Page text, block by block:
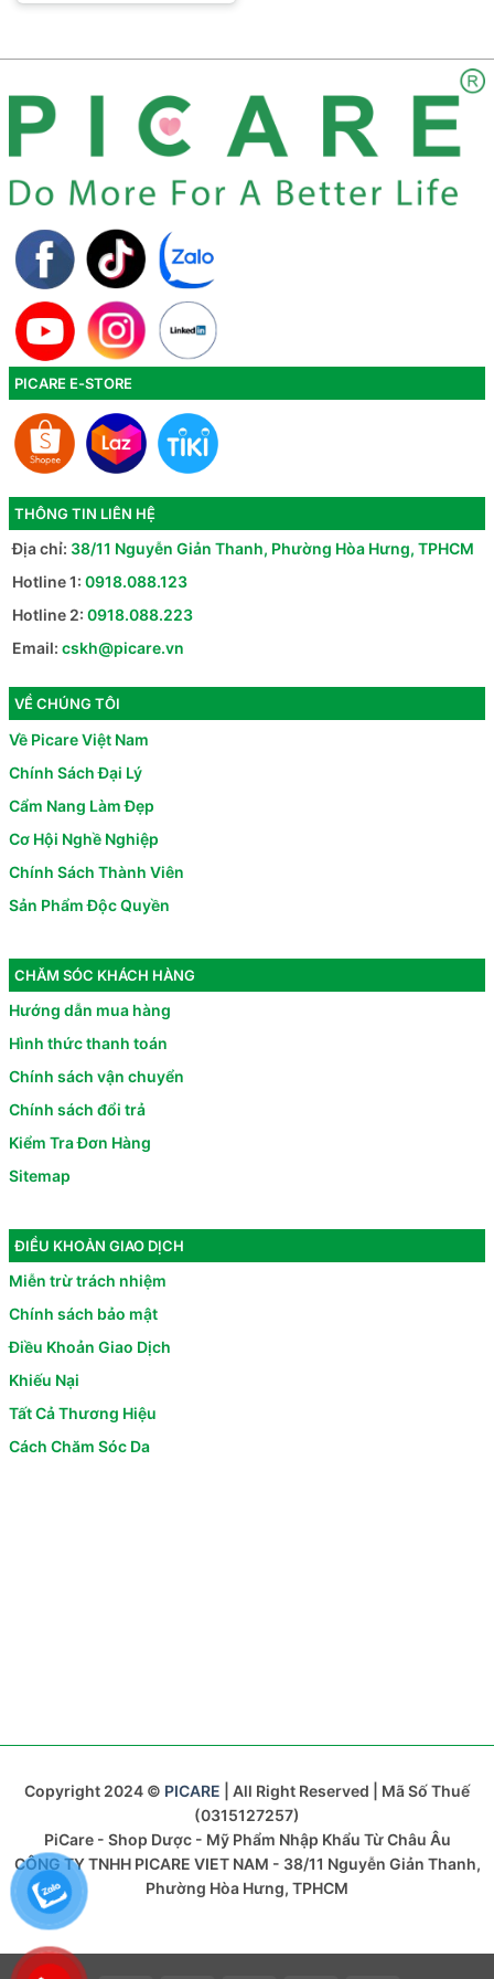
PICARE E-STORE
THÔNG TIN LIÊN HỆ
Địa chỉ: 38/11 Nguyễn Giản Thanh, Phường Hòa Hưng, TPHCM
Hotline 1: 0918.088.123
Hotline 2: 0918.088.223
Email: cskh@picare.vn
VỀ CHÚNG TÔI
Về Picare Việt Nam
Chính Sách Đại Lý
Cẩm Nang Làm Đẹp
Cơ Hội Nghề Nghiệp
Chính Sách Thành Viên
Sản Phẩm Độc Quyền
CHĂM SÓC KHÁCH HÀNG
Hướng dẫn mua hàng
Hình thức thanh toán
Chính sách vận chuyển
Chính sách đổi trả
Kiểm Tra Đơn Hàng
Sitemap
ĐIỀU KHOẢN GIAO DỊCH
Miễn trừ trách nhiệm
Chính sách bảo mật
Điều Khoản Giao Dịch
Khiếu Nại
Tất Cả Thương Hiệu
Cách Chăm Sóc Da
Copyright 2024 © PICARE | All Right Reserved | Mã Số Thuế
(0315127257)
PiCare - Shop Dược - Mỹ Phẩm Nhập Khẩu Từ Châu Âu
CÔNG TY TNHH PICARE VIET NAM - 38/11 Nguyễn Giản Thanh,
Phường Hòa Hưng, TPHCM